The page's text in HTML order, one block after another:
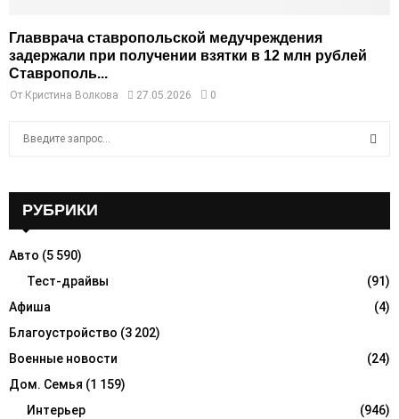
Главврача ставропольской медучреждения
задержали при получении взятки в 12 млн рублей
Ставрополь...
От Кристина Волкова 27.05.2026 0
o
R
C
H
РУБРИКИ
Авто (5 590)
Тест-драйвы
(91)
Афиша
(4)
Благоустройство (3 202)
Военные новости
(24)
Дом. Семья (1 159)
Интерьер
(946)